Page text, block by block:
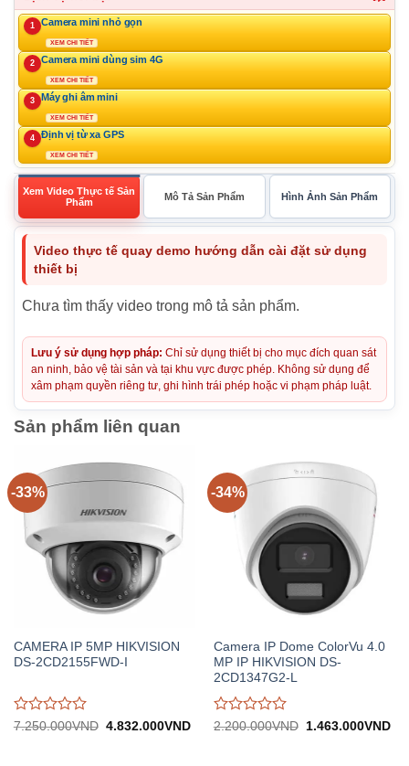
1 Camera mini nhỏ gọn
XEM CHI TIẾT
2 Camera mini dùng sim 4G
XEM CHI TIẾT
3 Máy ghi âm mini
XEM CHI TIẾT
4 Định vị từ xa GPS
XEM CHI TIẾT
Xem Video Thực tế Sản
Phẩm
Mô Tả Sản Phẩm Hình Ảnh Sản Phẩm
Video thực tế quay demo hướng dẫn cài đặt sử dụng
thiết bị
Chưa tìm thấy video trong mô tả sản phẩm.
Lưu ý sử dụng hợp pháp: Chỉ sử dụng thiết bị cho mục đích quan sát
an ninh, bảo vệ tài sản và tại khu vực được phép. Không sử dụng để
xâm phạm quyền riêng tư, ghi hình trái phép hoặc vi phạm pháp luật.
Sản phẩm liên quan
-33%
CAMERA IP 5MP HIKVISION
DS-2CD2155FWD-I
Được
7.250.000VND Giá
4.832.000VNDGiá
-34%
Camera IP Dome ColorVu 4.0
MP IP HIKVISION DS-
2CD1347G2-L
Được
2.200.000VND
Giá
1.463.000VNDGiá